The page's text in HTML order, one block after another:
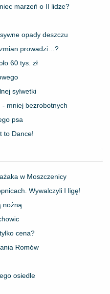
marzeń o II lidze?
opady deszczu
prowadzi…?
60 tys. zł
sylwetki
- mniej bezrobotnych
psa
to Dance!
w Moszczenicy
Wywalczyli I ligę!
nożną
cena?
Romów
osiedle